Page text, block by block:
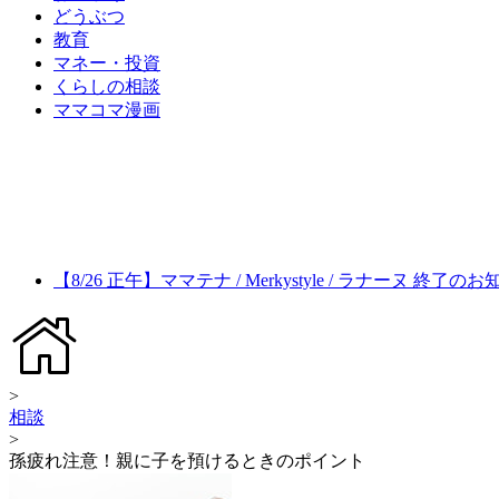
どうぶつ
教育
マネー・投資
くらしの相談
ママコマ漫画
【8/26 正午】ママテナ / Merkystyle / ラナーヌ 終了のお
>
相談
>
孫疲れ注意！親に子を預けるときのポイント